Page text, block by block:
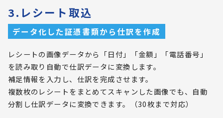
3.レシート取込
データ化した証憑書類から仕訳を作成
レシートの画像データから「日付」「金額」「電話番号」
を読み取り自動で仕訳データに変換します。
補足情報を入力し、仕訳を完成させます。
複数枚のレシートをまとめてスキャンした画像でも、自動
分割し仕訳データに変換できます。（30枚まで対応）